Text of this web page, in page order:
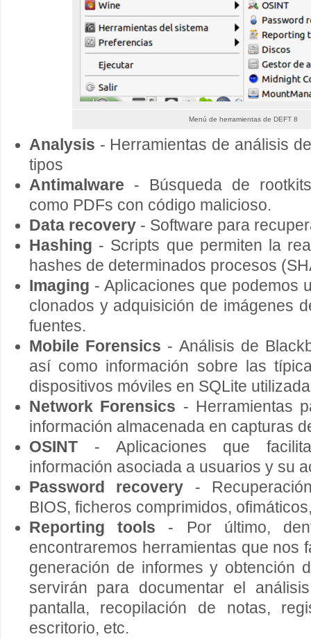
Menú de herramientas de DEFT 8
Analysis - Herramientas de análisis
tipos
Antimalware - Búsqueda de
como PDFs con código malicioso.
Data recovery- Software para
Hashing - Scripts que permiten la
hashes de determinados procesos
Imaging - Aplicaciones que podemos
clonados y adquisición de imágenes
fuentes.
Mobile Forensics - Análisis de
así como información sobre las
dispositivos móviles en SQLite
Network Forensics - Herramientas
información almacenada en capturas
OSINT- Aplicaciones que
información asociada a usuarios y su
Password recovery -
BIOS, ficheros comprimidos,
Reporting tools - Por último,
encontraremos herramientas que nos
generación de informes y obtención
servirán para documentar el
pantalla, recopilación de notas,
escritorio, etc.